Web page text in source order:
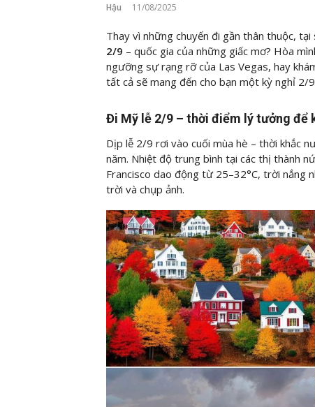
Hậu 11/08/2025
Thay vì những chuyến đi gần thân thuộc, tại
2/9 – quốc gia của những giấc mơ? Hòa
ngưỡng sự rạng rỡ của Las Vegas, hay
tất cả sẽ mang đến cho bạn một kỳ nghỉ 2/
Đi Mỹ lễ 2/9 – thời điểm lý tưởng để
Dịp lễ 2/9 rơi vào cuối mùa hè – thời khắc
năm. Nhiệt độ trung bình tại các thị thành
Francisco dao động từ 25–32°C, trời nắng
trời và chụp ảnh.